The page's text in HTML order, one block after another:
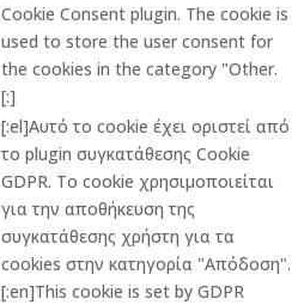
Cookie Consent plugin. The cookie is
used to store the user consent for
the cookies in the category "Other.
[:]
[:el]Αυτό το cookie έχει οριστεί από
το plugin συγκατάθεσης Cookie
GDPR. Το cookie χρησιμοποιείται
για την αποθήκευση της
συγκατάθεσης χρήστη για τα
cookies στην κατηγορία "Απόδοση".
[:en]This cookie is set by GDPR